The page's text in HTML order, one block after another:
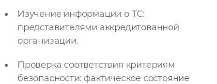
Изучение информации о ТС:
представителями аккредитованной
организации.
Проверка соответствия критериям
безопасности: фактическое состояние